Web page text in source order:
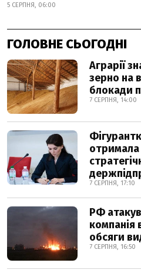
5 СЕРПНЯ, 06:00
ГОЛОВНЕ СЬОГОДНІ
Аграрії
зерно на
блокади
7 СЕРПНЯ, 14:00
отримала
7 СЕРПНЯ, 17:10
РФ
компанія
обсяги
7 СЕРПНЯ, 16:50